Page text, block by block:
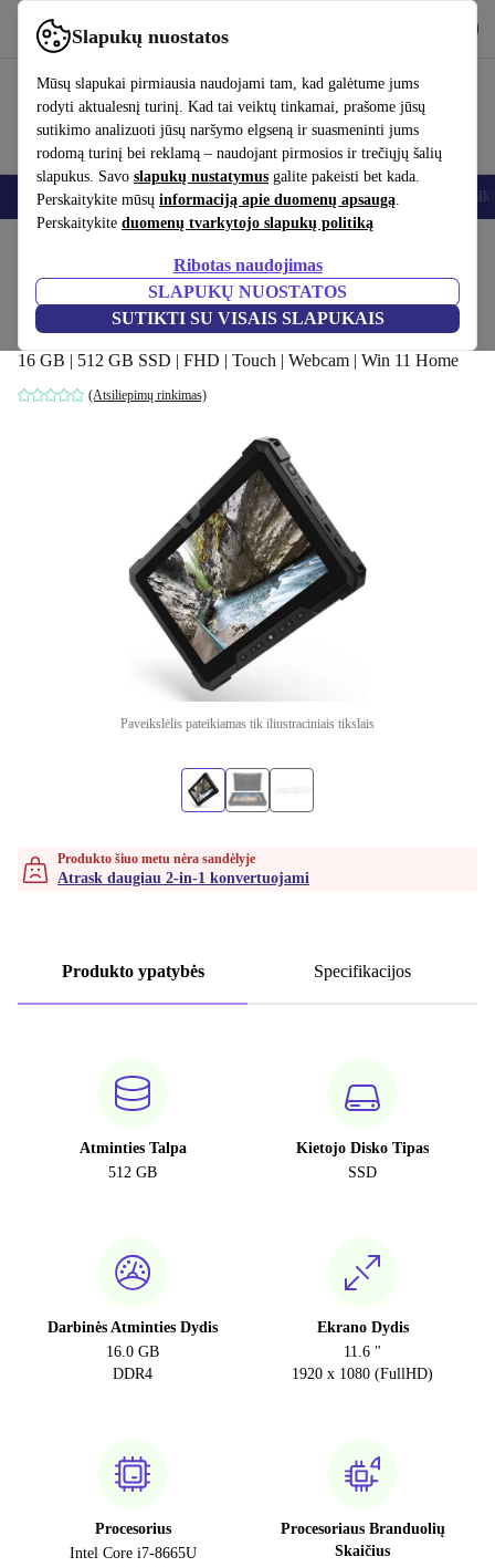
Slapukų nuostatos
Mūsų slapukai pirmiausia naudojami tam, kad galėtume jums
rodyti aktualesnį turinį. Kad tai veiktų tinkamai, prašome jūsų
sutikimo analizuoti jūsų naršymo elgseną ir suasmeninti jums
rodomą turinį bei reklamą – naudojant pirmosios ir trečiųjų šalių
slapukus. Savo slapukų nustatymus galite pakeisti bet kada.
Perskaitykite mūsų informaciją apie duomenų apsaugą.
Perskaitykite duomenų tvarkytojo slapukų politiką
Ribotas naudojimas
SLAPUKŲ NUOSTATOS
SUTIKTI SU VISAIS SLAPUKAIS
Naudok refurbed greitai ir paprastai
Išmanieji telefonai Nešiojamieji kompiuteriai Planšetės Išmanieji
Dell Latitude 7212 Rugged Extreme | i7-
8650U | 11.6-colio
16 GB | 512 GB SSD | FHD | Touch | Webcam | Win 11 Home
(Atsiliepimų rinkimas)
Paveikslėlis pateikiamas tik iliustraciniais tikslais
Produkto šiuo metu nėra sandėlyje
Atrask daugiau 2-in-1 konvertuojami
Produkto ypatybės Specifikacijos
Atminties Talpa
512 GB
Kietojo Disko Tipas
SSD
Darbinės Atminties Dydis
16.0 GB
DDR4
Ekrano Dydis
11.6 "
1920 x 1080 (FullHD)
Procesorius
Intel Core i7-8665U
Procesoriaus Branduolių
Skaičius